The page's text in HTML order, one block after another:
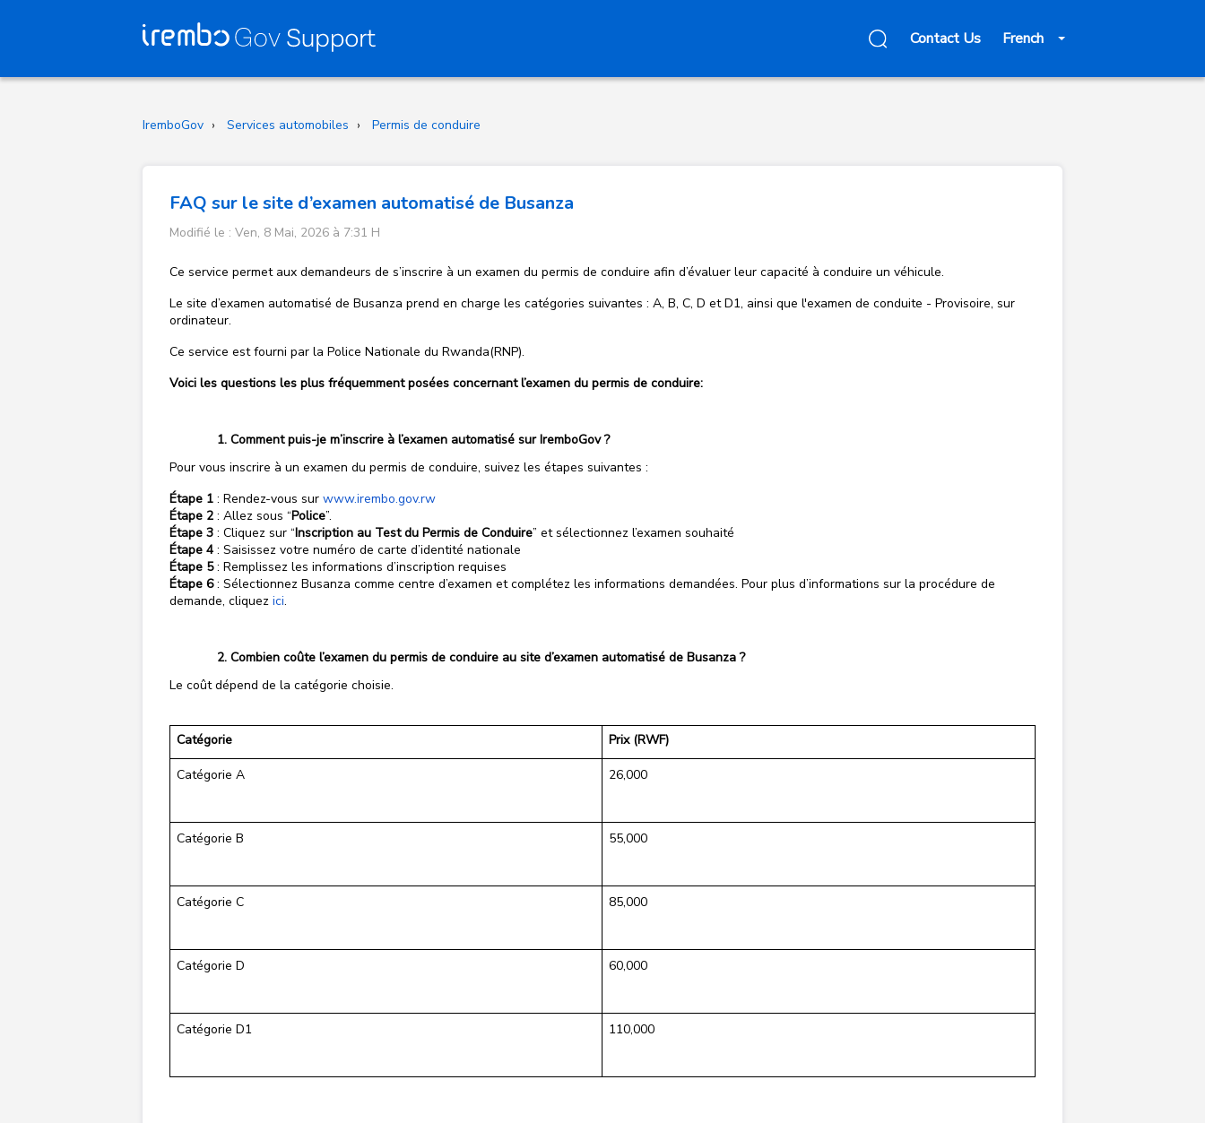
Contact Us French
IremboGov Services automobiles Permis de conduire
FAQ sur le site d’examen automatisé de Busanza
Modifié le : Ven, 8 Mai, 2026 à 7:31 H
Ce service permet aux demandeurs de s’inscrire à un examen du permis de conduire afin d’évaluer leur capacité à conduire un véhicule.
Le site d’examen automatisé de Busanza prend en charge les catégories suivantes : A, B, C, D et D1, ainsi que l'examen de conduite - Provisoire, sur
ordinateur.
Ce service est fourni par la Police Nationale du Rwanda(RNP).
Voici les questions les plus fréquemment posées concernant l’examen du permis de conduire:
Comment puis-je m’inscrire à l’examen automatisé sur IremboGov ?
Pour vous inscrire à un examen du permis de conduire, suivez les étapes suivantes :
Étape 1 : Rendez-vous sur www.irembo.gov.rw
Étape 2 : Allez sous “Police”.
Étape 3 : Cliquez sur “Inscription au Test du Permis de Conduire” et sélectionnez l’examen souhaité
Étape 4 : Saisissez votre numéro de carte d’identité nationale
Étape 5: Remplissez les informations d’inscription requises
Étape 6: Sélectionnez Busanza comme centre d’examen et complétez les informations demandées. Pour plus d’informations sur la procédure de
demande, cliquez ici.
Combien coûte l’examen du permis de conduire au site d’examen automatisé de Busanza ?
Le coût dépend de la catégorie choisie.
Catégorie Prix (RWF)
Catégorie A 26,000
Catégorie B 55,000
Catégorie C 85,000
Catégorie D 60,000
Catégorie D1 110,000